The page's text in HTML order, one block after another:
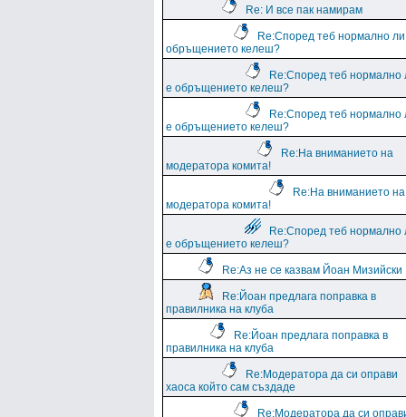
Re: И все пак намирам
Re:Според теб нормално
обръщението келеш?
Re:Според теб нормално
е обръщението келеш?
Re:Според теб нормално
е обръщението келеш?
Re:На вниманието на
модератора комита!
Re:На вниманието на
модератора комита!
Re:Според теб нормално
е обръщението келеш?
Re:Аз не се казвам Йоан Мизийски
Re:Йоан предлага поправка в
правилника на клуба
Re:Йоан предлага поправка в
правилника на клуба
Re:Модератора да си оправи
хаоса който сам създаде
Re:Модератора да си